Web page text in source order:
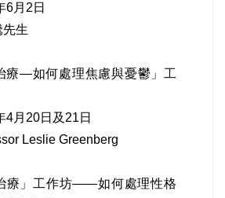
6月2日
先生
療—如何處理焦慮與憂鬱」工
4月20日及21日
Leslie Greenberg
療」工作坊——如何處理性格